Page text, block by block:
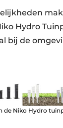
Hydro
bij de
de Niko Hydro